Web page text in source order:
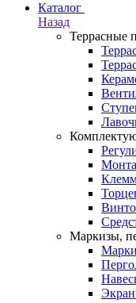
Каталог
Назад
Террасные
Маркизы,